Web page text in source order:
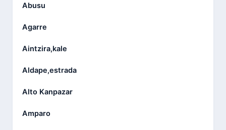
Abusu
Agarre
Aintzira,kale
Aldape,estrada
Alto Kanpazar
Amparo